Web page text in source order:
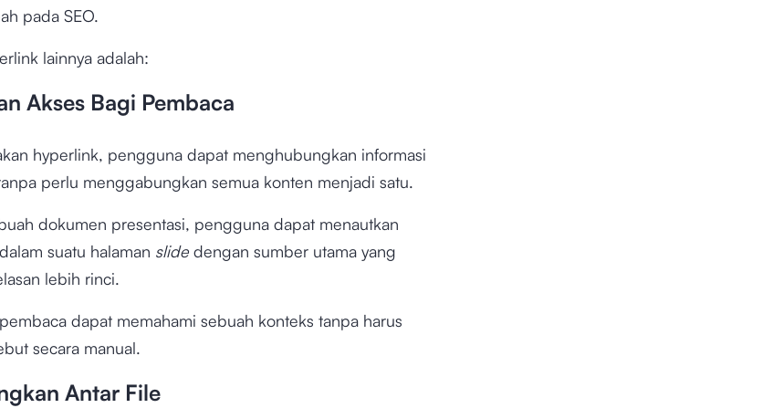
pada SEO.
lainnya adalah:
Akses Bagi Pembaca
hyperlink, pengguna dapat menghubungkan informasi
perlu menggabungkan semua konten menjadi satu.
dokumen presentasi, pengguna dapat menautkan
suatu halaman slide dengan sumber utama yang
lebih rinci.
dapat memahami sebuah konteks tanpa harus
secara manual.
Antar File